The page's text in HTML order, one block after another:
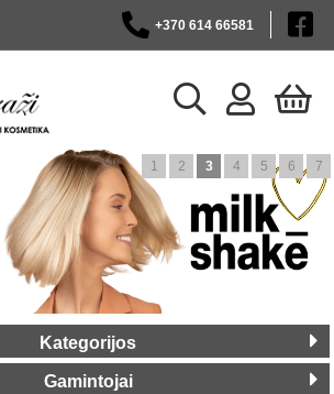
+370 614 66581
1 2 3 4 5 6 7
Kategorijos
Gamintojai